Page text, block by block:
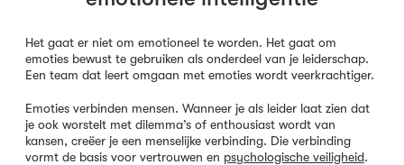
Het gaat er niet om emotioneel te worden. Het gaat om
emoties bewust te gebruiken als onderdeel van je leiderschap.
Een team dat leert omgaan met emoties wordt veerkrachtiger.
Emoties verbinden mensen. Wanneer je als leider laat zien dat
je ook worstelt met dilemma’s of enthousiast wordt van
kansen, creëer je een menselijke verbinding. Die verbinding
vormt de basis voor vertrouwen en psychologische veiligheid.